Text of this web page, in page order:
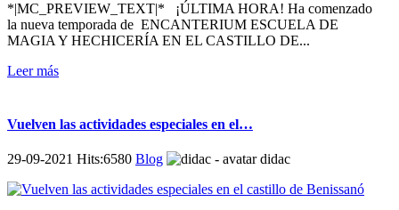
*|MC_PREVIEW_TEXT|* ¡ÚLTIMA HORA! Ha comenzado
la nueva temporada de ENCANTERIUM ESCUELA DE
MAGIA Y HECHICERÍA EN EL CASTILLO DE...
Leer más
Vuelven las actividades especiales en el…
29-09-2021 Hits:6580 Blog didac